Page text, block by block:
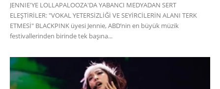
JENNIE'YE LOLLAPALOOZA'DA YABANCI MEDYADAN SERT
ELEŞTİRİLER: "VOKAL YETERSİZLİĞİ VE SEYİRCİLERİN ALANI TERK
ETMESİ" BLACKPINK üyesi Jennie, ABD’nin en büyük müzik
festivallerinden birinde tek başına...